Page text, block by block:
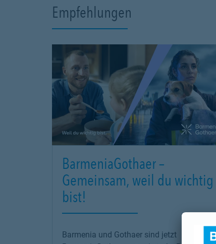
Empfehlungen
BarmeniaGothaer –
Gemeinsam, weil du wichtig
bist!
Barmenia und Gothaer sind jetzt